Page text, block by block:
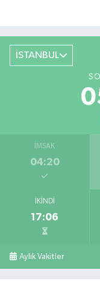
İSTANBUL
İMSAK
04:20
İKINDI
17:06
Aylık Vakitler